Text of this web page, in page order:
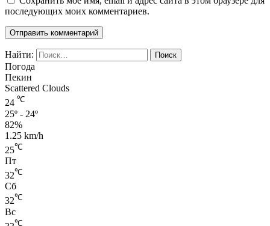
последующих моих комментариев.
Найти:
Погода
Пекин
Scattered Clouds
24 ℃
25º - 24º
82%
1.25 km/h
25℃
Пт
32℃
Сб
32℃
Вс
℃